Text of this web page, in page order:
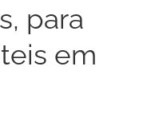
para
em